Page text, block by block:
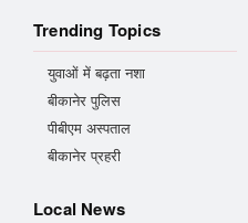
Trending Topics
युवाओं में बढ़ता नशा
बीकानेर पुलिस
पीबीएम अस्पताल
बीकानेर प्रहरी
Local News